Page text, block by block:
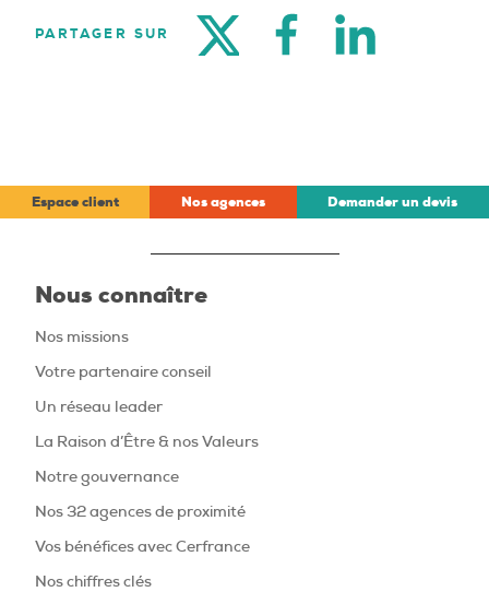
PARTAGER SUR
TWITTER FACEBOOK
Espace client Nos agences Demander un devis
Nous connaître
Nos missions
Votre partenaire conseil
Un réseau leader
La Raison d’Être & nos Valeurs
Notre gouvernance
Nos 32 agences de proximité
Vos bénéfices avec Cerfrance
Nos chiffres clés